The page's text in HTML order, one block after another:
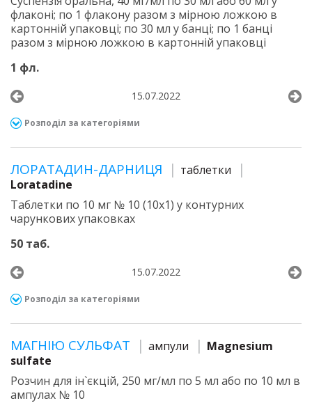
флаконі; по 1 флакону разом з мірною ложкою в
картонній упаковці; по 30 мл у банці; по 1 банці
разом з мірною ложкою в картонній упаковці
1 фл.
15.07.2022
Розподіл за категоріями
ЛОРАТАДИН-ДАРНИЦЯ
таблетки
Loratadine
Таблетки по 10 мг № 10 (10х1) у контурних
чарункових упаковках
50 таб.
15.07.2022
Розподіл за категоріями
МАГНІЮ СУЛЬФАТ ампули
Magnesium
sulfate
Розчин для ін`єкцій, 250 мг/мл по 5 мл або по 10 мл в
ампулах № 10